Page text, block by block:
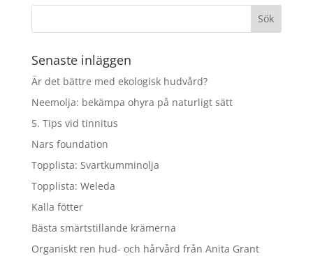
Senaste inläggen
Är det bättre med ekologisk hudvård?
Neemolja: bekämpa ohyra på naturligt sätt
5. Tips vid tinnitus
Nars foundation
Topplista: Svartkumminolja
Topplista: Weleda
Kalla fötter
Bästa smärtstillande krämerna
Organiskt ren hud- och hårvård från Anita Grant